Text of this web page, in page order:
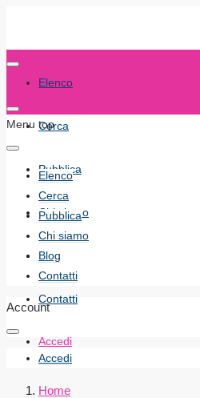
Elenco
Cerca
Pubblica
Chi siamo
Blog
Contatti
Accedi
Menu top
Elenco
Cerca
Pubblica
Chi siamo
Blog
Contatti
Account
Accedi
Home